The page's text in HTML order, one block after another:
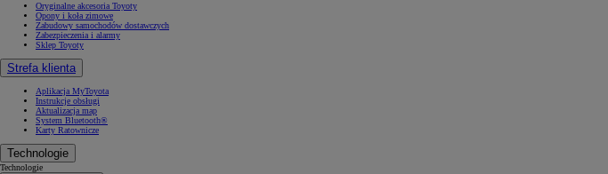
Oryginalne akcesoria Toyoty
Opony i koła zimowe
Zabudowy samochodów dostawczych
Zabezpieczenia i alarmy
Sklep Toyoty
Strefa klienta
Aplikacja MyToyota
Instrukcje obsługi
Aktualizacja map
System Bluetooth®
Karty Ratownicze
Technologie
Technologie